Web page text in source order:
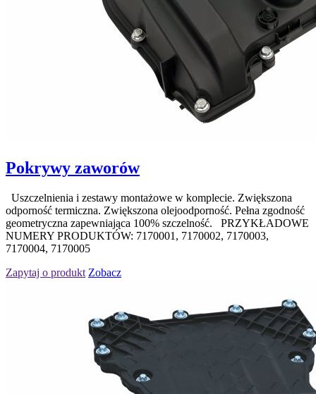
Pokrywy zaworów
Uszczelnienia i zestawy montażowe w komplecie. Zwiększona
odporność termiczna. Zwiększona olejoodporność. Pełna zgodność
geometryczna zapewniająca 100% szczelność. PRZYKŁADOWE
NUMERY PRODUKTÓW: 7170001, 7170002, 7170003,
7170004, 7170005
Zapytaj o produkt Zobacz